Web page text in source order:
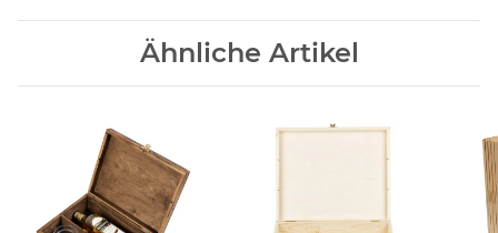
Ähnliche Artikel